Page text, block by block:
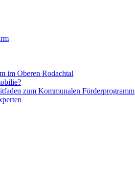
im Oberen Rodachtal
zum Kommunalen Förderprogramm